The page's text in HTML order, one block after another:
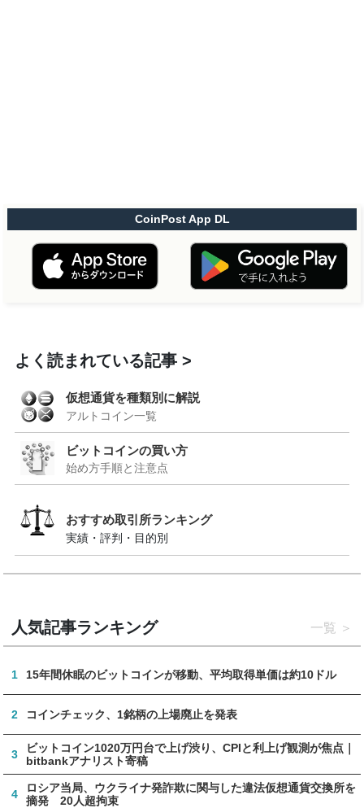
CoinPost App DL
よく読まれている記事
仮想通貨を種類別に解説
アルトコイン一覧
ビットコインの買い方
始め方手順と注意点
おすすめ取引所ランキング
実績・評判・目的別
人気記事ランキング 一覧
1 15年間休眠のビットコインが移動、平均取得単価は約10ドル
2 コインチェック、1銘柄の上場廃止を発表
3
ビットコイン1020万円台で上げ渋り、CPIと利上げ観測が焦点｜
bitbankアナリスト寄稿
4
ロシア当局、ウクライナ発詐欺に関与した違法仮想通貨交換所を
摘発 20人超拘束